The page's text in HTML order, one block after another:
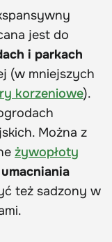
jest do
i parkach
(w mniejszych
korzeniowe).
Można z
żywopłoty
też sadzony w